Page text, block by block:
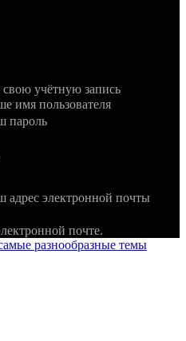
учётную запись
имя пользователя
пароль
адрес электронной почты
почте.
разнообразные темы